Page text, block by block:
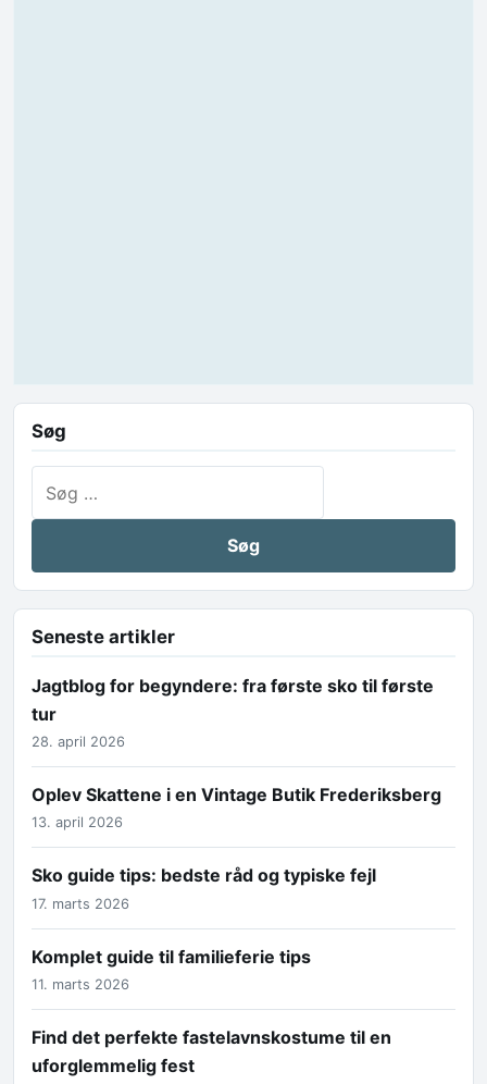
Søg
Seneste artikler
Jagtblog for begyndere: fra første sko til første
tur
28. april 2026
Oplev Skattene i en Vintage Butik Frederiksberg
13. april 2026
Sko guide tips: bedste råd og typiske fejl
17. marts 2026
Komplet guide til familieferie tips
11. marts 2026
Find det perfekte fastelavnskostume til en
uforglemmelig fest